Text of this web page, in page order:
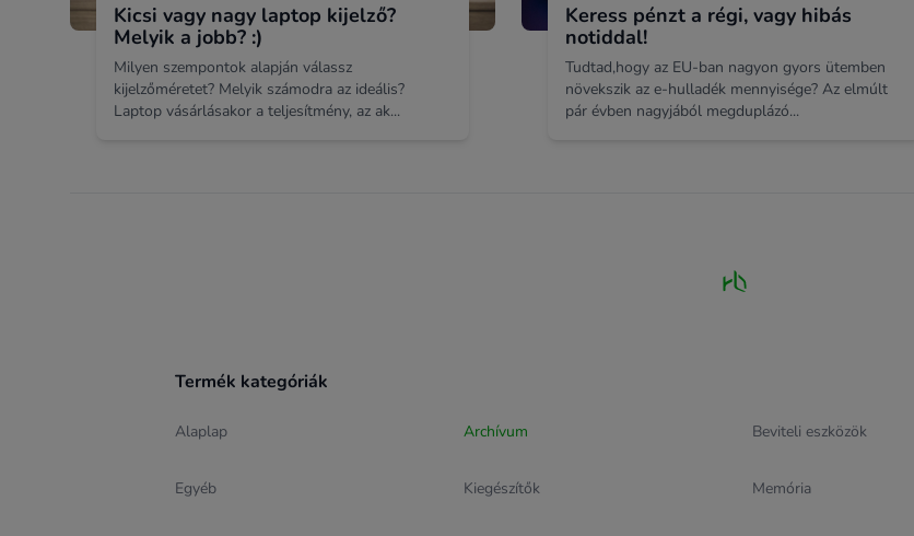
Kicsi vagy nagy laptop kijelző?
Melyik a jobb? :)
Milyen szempontok alapján válassz
kijelzőméretet? Melyik számodra az ideális?
Laptop vásárlásakor a teljesítmény, az ak...
Keress pénzt a régi, vagy hibás
notiddal!
Tudtad,hogy az EU-ban nagyon gyors ütemben
növekszik az e-hulladék mennyisége? Az elmúlt
pár évben nagyjából megduplázó...
Termék kategóriák
Alaplap Archívum Beviteli eszközök
Egyéb Kiegészítők Memória